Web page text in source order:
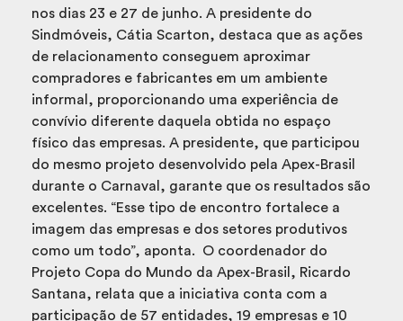
nos dias 23 e 27 de junho. A presidente do
Sindmóveis, Cátia Scarton, destaca que as ações
de relacionamento conseguem aproximar
compradores e fabricantes em um ambiente
informal, proporcionando uma experiência de
convívio diferente daquela obtida no espaço
físico das empresas. A presidente, que participou
do mesmo projeto desenvolvido pela Apex-Brasil
durante o Carnaval, garante que os resultados são
excelentes. “Esse tipo de encontro fortalece a
imagem das empresas e dos setores produtivos
como um todo”, aponta. O coordenador do
Projeto Copa do Mundo da Apex-Brasil, Ricardo
Santana, relata que a iniciativa conta com a
participação de 57 entidades, 19 empresas e 10